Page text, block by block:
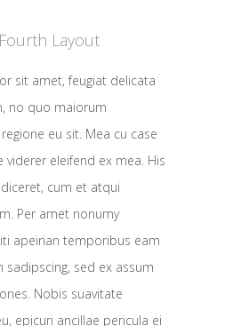
Fourth Layout
sit amet, feugiat delicata
no quo maiorum
eu sit. Mea cu case
viderer eleifend ex mea. His
cum et atqui
Per amet nonumy
apeirian temporibus eam
sadipscing, sed ex assum
Nobis suavitate
epicuri ancillae pericula ei